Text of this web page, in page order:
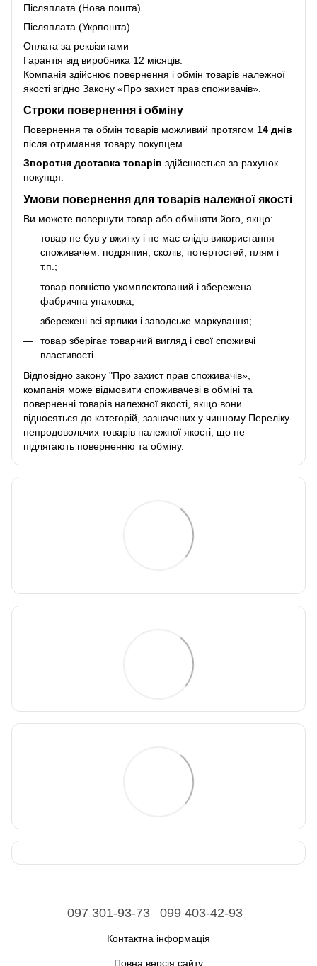
Післяплата (Нова пошта)
Післяплата (Укрпошта)
Оплата за реквізитами
Гарантія від виробника 12 місяців.
Компанія здійснює повернення і обмін товарів належної
якості згідно Закону «Про захист прав споживачів»
Строки повернення і обміну
Повернення та обмін товарів можливий протягом 14 днів
після отримання товару покупцем.
Зворотня доставка товарів здійснюється за рахунок
покупця.
Умови повернення для товарів належної якості
Ви можете повернути товар або обміняти його, якщо:
товар не був у вжитку і не має слідів використання
споживачем: подряпин, сколів, потертостей, плям і
т.п.;
товар повністю укомплектований і збережена
фабрична упаковка;
збережені всі ярлики і заводське маркування;
товар зберігає товарний вигляд і свої споживчі
властивості.
Відповідно закону "Про захист прав споживачів»
компанія може відмовити споживачеві в обміні та
поверненні товарів належної якості, якщо вони
відносяться до категорій, зазначених у чинному Переліку
непродовольчих товарів належної якості, що не
підлягають поверненню та обміну.
097 301-93-73 099 403-42-93
Контактна інформація
Повна версія сайту